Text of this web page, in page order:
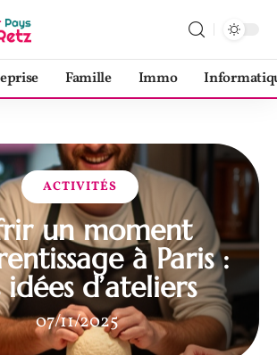
Famille Immo
ACTIVITÉS
un moment
à Paris :
idées d’ateliers
07/11/2025